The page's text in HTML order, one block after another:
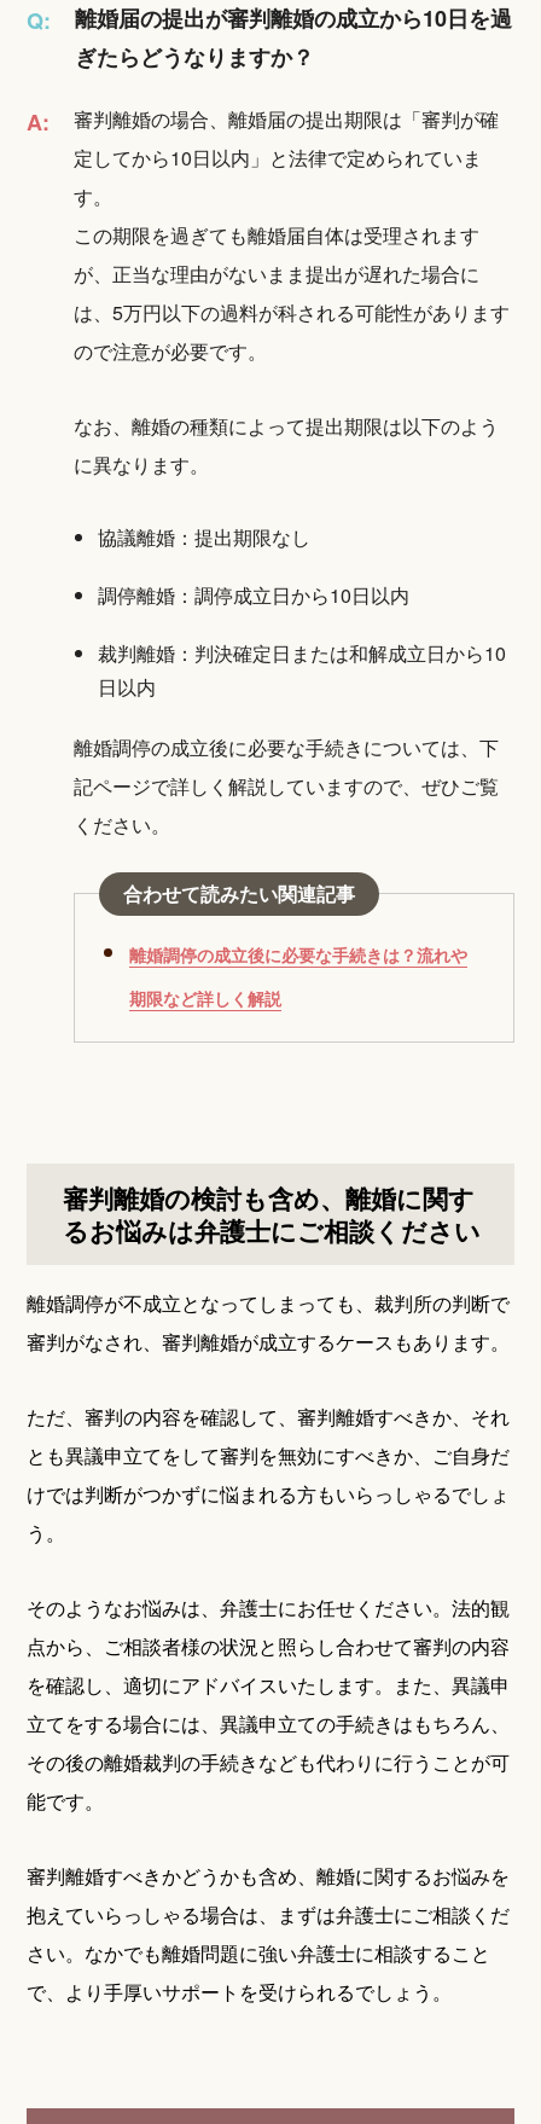
Q:
離婚届の提出が審判離婚の成立から10日を過
ぎたらどうなりますか？
A:
審判離婚の場合、離婚届の提出期限は「審判が確
定してから10日以内」と法律で定められていま
す。
この期限を過ぎても離婚届自体は受理されます
が、正当な理由がないまま提出が遅れた場合に
は、5万円以下の過料が科される可能性があります
ので注意が必要です。
なお、離婚の種類によって提出期限は以下のよう
に異なります。
協議離婚：提出期限なし
調停離婚：調停成立日から10日以内
裁判離婚：判決確定日または和解成立日から10
日以内
離婚調停の成立後に必要な手続きについては、下
記ページで詳しく解説していますので、ぜひご覧
ください。
合わせて読みたい関連記事
離婚調停の成立後に必要な手続きは？流れや
期限など詳しく解説
審判離婚の検討も含め、離婚に関す
るお悩みは弁護士にご相談ください
離婚調停が不成立となってしまっても、裁判所の判断で
審判がなされ、審判離婚が成立するケースもあります。
ただ、審判の内容を確認して、審判離婚すべきか、それ
とも異議申立てをして審判を無効にすべきか、ご自身だ
けでは判断がつかずに悩まれる方もいらっしゃるでしょ
う。
そのようなお悩みは、弁護士にお任せください。法的観
点から、ご相談者様の状況と照らし合わせて審判の内容
を確認し、適切にアドバイスいたします。また、異議申
立てをする場合には、異議申立ての手続きはもちろん、
その後の離婚裁判の手続きなども代わりに行うことが可
能です。
審判離婚すべきかどうかも含め、離婚に関するお悩みを
抱えていらっしゃる場合は、まずは弁護士にご相談くだ
さい。なかでも離婚問題に強い弁護士に相談すること
で、より手厚いサポートを受けられるでしょう。